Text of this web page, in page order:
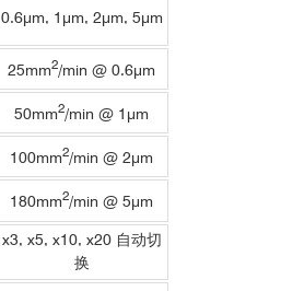
0.6μm, 1μm, 2μm, 5μm
25mm2/min @ 0.6μm
50mm2/min @ 1μm
100mm2/min @ 2μm
180mm2/min @ 5μm
x3, x5, x10, x20 自动切
换